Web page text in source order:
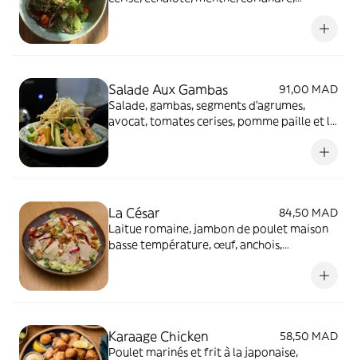
Salade Aux Gambas
91,00 MAD
Salade, gambas, segments d'agrumes,
avocat, tomates cerises, pomme paille et la
La César
84,50 MAD
Laitue romaine, jambon de poulet maison
basse température, œuf, anchois,
Karaage Chicken
58,50 MAD
Poulet marinés et frit à la japonaise,